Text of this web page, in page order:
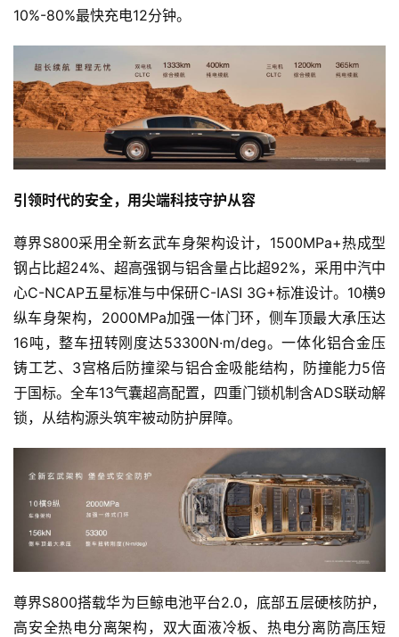
10%-80%最快充电12分钟。
引领时代的安全，用尖端科技守护从容
尊界S800采用全新玄武车身架构设计，1500MPa+热成型
钢占比超24%、超高强钢与铝含量占比超92%，采用中汽中
心C-NCAP五星标准与中保研C-IASI 3G+标准设计。10横9
纵车身架构，2000MPa加强一体门环，侧车顶最大承压达
16吨，整车扭转刚度达53300N·m/deg。一体化铝合金压
铸工艺、3宫格后防撞梁与铝合金吸能结构，防撞能力5倍
于国标。全车13气囊超高配置，四重门锁机制含ADS联动解
锁，从结构源头筑牢被动防护屏障。
尊界S800搭载华为巨鲸电池平台2.0，底部五层硬核防护，
高安全热电分离架构，双大面液冷板、热电分离防高压短